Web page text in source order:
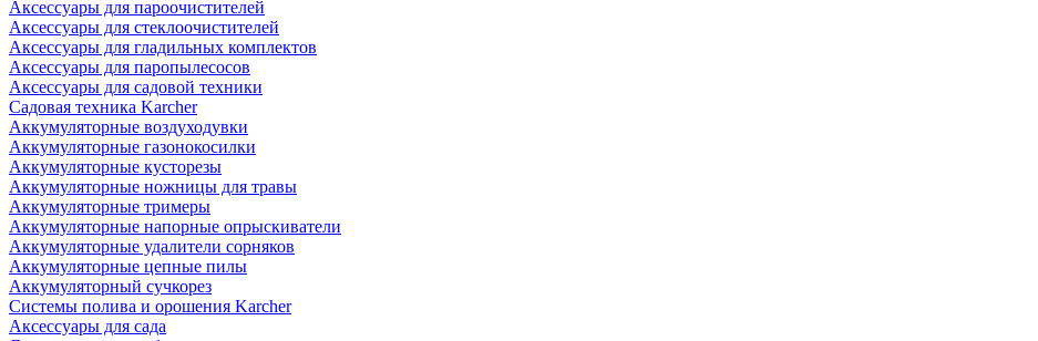
Аксессуары для пароочистителей
Аксессуары для стеклоочистителей
Аксессуары для гладильных комплектов
Аксессуары для паропылесосов
Аксессуары для садовой техники
Садовая техника Karcher
Аккумуляторные воздуходувки
Аккумуляторные газонокосилки
Аккумуляторные кусторезы
Аккумуляторные ножницы для травы
Аккумуляторные тримеры
Аккумуляторные напорные опрыскиватели
Аккумуляторные удалители сорняков
Аккумуляторные цепные пилы
Аккумуляторный сучкорез
Системы полива и орошения Karcher
Аксессуары для сада